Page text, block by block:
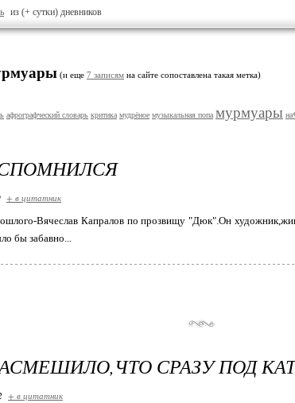
из (+ сутки) дневников
(и еще 7 записям на сайте сопоставлена такая метка)
афрографческий словарь критика мудрёное музыкальная попа мурмуары
+ в цитатник
Вячеслав Капралов по прозвищу "Дюк".Он
бы забавно...
СРАЗУ ПОД КАТ
+ в цитатник